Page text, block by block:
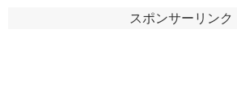
スポンサーリンク